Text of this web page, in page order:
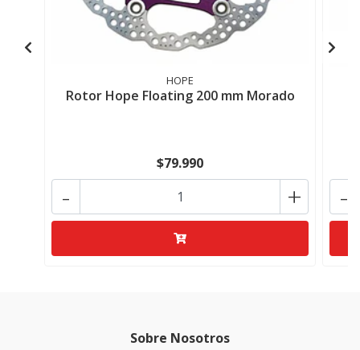
HOPE
Rotor Hope Floating 200 mm Morado
$79.990
+
- -
Sobre Nosotros